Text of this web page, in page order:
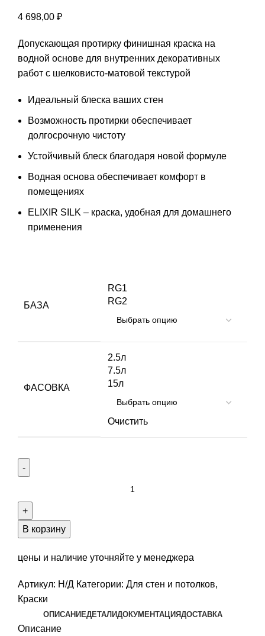
4 698,00 ₽
Допускающая протирку финишная краска на
водной основе для внутренних декоративных
работ с шелковисто-матовой текстурой
Идеальный блеска ваших стен
Возможность протирки обеспечивает
долгосрочную чистоту
Устойчивый блеск благодаря новой формуле
Водная основа обеспечивает комфорт в
помещениях
ELIXIR SILK – краска, удобная для домашнего
применения
БАЗА
RG1
RG2
ФАСОВКА
2.5л
7.5л
15л
Очистить
Краска
для
работ
ELIXIR
SILK
В корзину
цены и наличие уточняйте у менеджера
Артикул: Н/Д Категории: Для стен и потолков,
Краски
ОПИСАНИЕДЕТАЛИДОКУМЕНТАЦИЯДОСТАВКА
Описание